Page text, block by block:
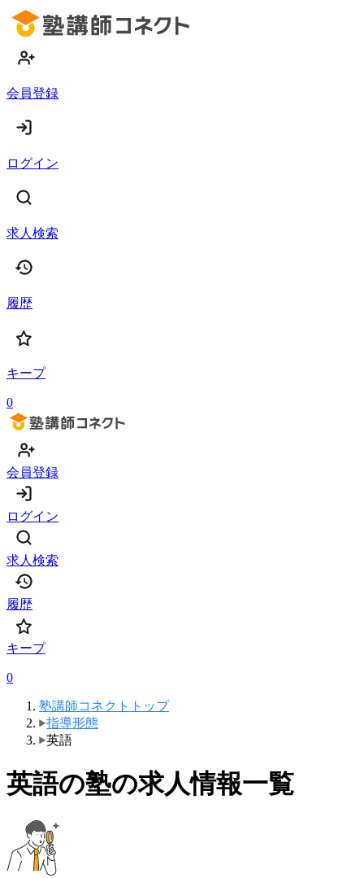
会員登録
ログイン
求人検索
履歴
キープ
0
会員登録
ログイン
求人検索
履歴
キープ
0
塾講師コネクトトップ
指導形態
英語
英語の塾の求人情報一覧